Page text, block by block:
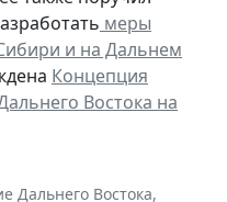
меры
и на Дальнем
Концепция
Востока на
Дальнего Востока,